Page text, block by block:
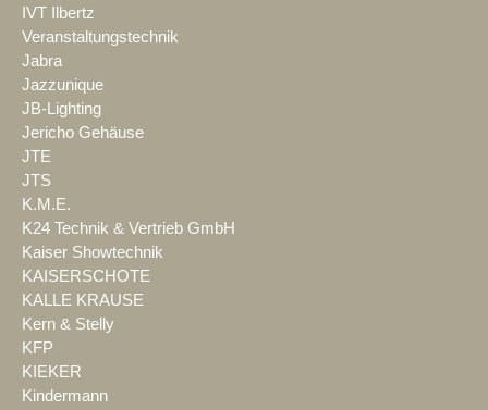
IVT Ilbertz
Veranstaltungstechnik
Jabra
Jazzunique
JB-Lighting
Jericho Gehäuse
JTE
JTS
K.M.E.
K24 Technik & Vertrieb GmbH
Kaiser Showtechnik
KAISERSCHOTE
KALLE KRAUSE
Kern & Stelly
KFP
KIEKER
Kindermann